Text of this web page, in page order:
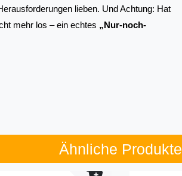
lieben. Und Achtung: Hat
mehr los – ein echtes „Nur-noch-
Ähnliche Produkte